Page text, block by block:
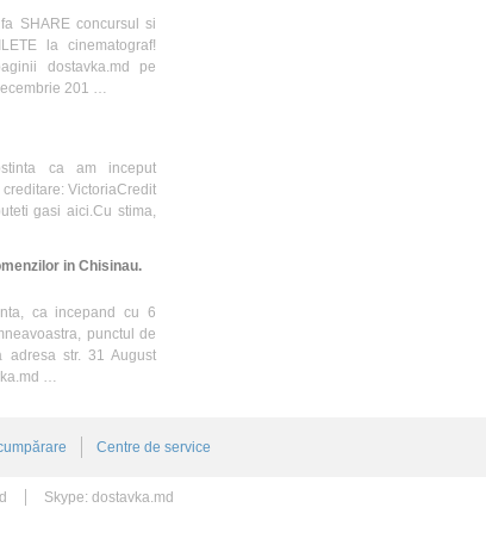
SHARE concursul si
la cinematograf!
dostavka.md pe
201 …
ca am inceput
VictoriaCredit
gasi aici.Cu stima,
in Chisinau.
ca incepand cu 6
punctul de
str. 31 August
…
Centre de service
Skype: dostavka.md